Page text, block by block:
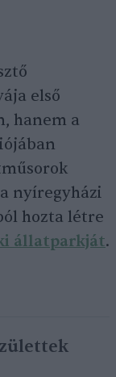
első
hanem a
nyíregyházi
hozta létre
állatparkját.